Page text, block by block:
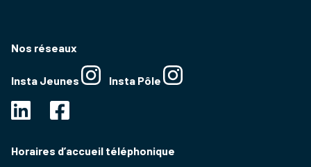
Nos réseaux
Insta Jeunes Insta Pôle
Horaires d’accueil téléphonique